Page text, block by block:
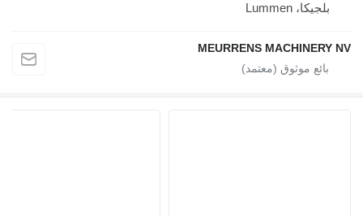
بلجيكا، Lummen
MEURRENS MACHINERY NV